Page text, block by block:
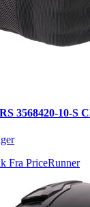
3568420-10-S
Fra PriceRunner